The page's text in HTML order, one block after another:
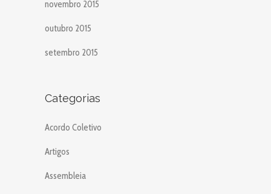
novembro 2015
outubro 2015
setembro 2015
Categorias
Acordo Coletivo
Artigos
Assembleia